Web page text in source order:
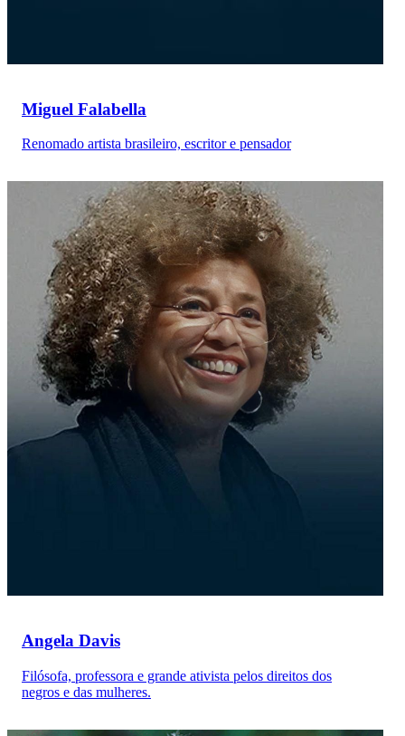
Miguel Falabella
Renomado artista brasileiro, escritor e pensador
Angela Davis
Filósofa, professora e grande ativista pelos direitos dos
negros e das mulheres.